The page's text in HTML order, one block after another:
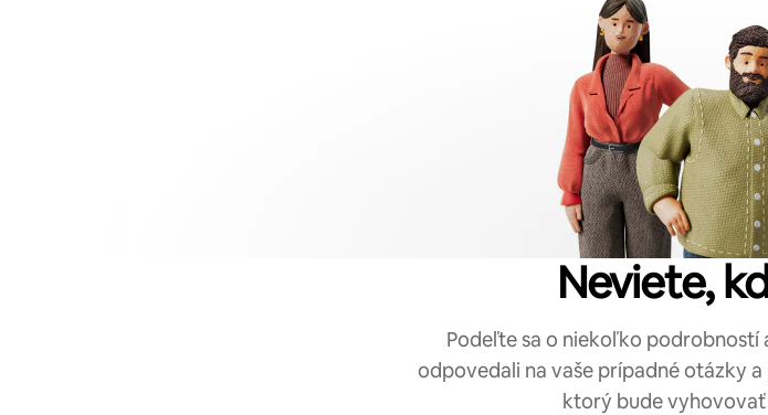
Neviete,
Podeľte sa o niekoľko podrobností
odpovedali na vaše prípadné otázky
ktorý bude